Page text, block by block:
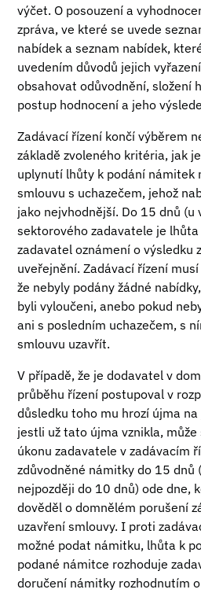
výčet. O posouzení a
zpráva, ve které se uvede
nabídek a seznam nabídek,
uvedením důvodů jejich
obsahovat odůvodnění, složení
postup hodnocení a jeho
Zadávací řízení končí výběrem
základě zvoleného kritéria, jak
uplynutí lhůty k podání námitek
smlouvu s uchazečem, jehož
jako nejvhodnější. Do 15 dnů (u
sektorového zadavatele je
zadavatel oznámení o výsledku
uveřejnění. Zadávací řízení
že nebyly podány žádné
byli vyloučeni, anebo pokud
ani s posledním uchazečem, s
smlouvu uzavřít.
V případě, že je dodavatel v
průběhu řízení postupoval v
důsledku toho mu hrozí újma
jestli už tato újma vznikla,
úkonu zadavatele v zadávacím
zdůvodněné námitky do 15 dnů
nejpozději do 10 dnů) ode dne,
dověděl o domnělém porušení
uzavření smlouvy. I proti
možné podat námitku, lhůta k
podané námitce rozhoduje
doručení námitky rozhodnutím